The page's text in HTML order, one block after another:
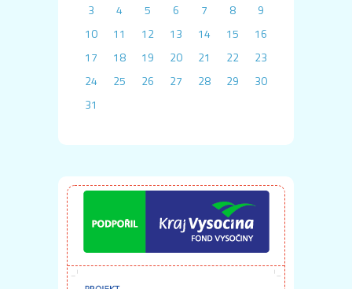
3
4 5 6 7 8
9
10
11 12 13 14 15
16
17
18 19 20 21 22
23
24
25 26 27 28 29
30
31